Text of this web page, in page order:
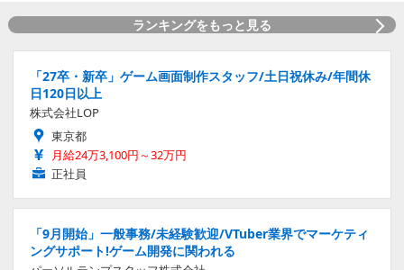
ランキングをもっと見る
「27卒・新卒」ゲーム画面制作スタッフ/土日祝休み/年間休
日120日以上
株式会社LOP
東京都
月給24万3,100円～32万円
正社員
「9月開始」一般事務/未経験歓迎/VTuber業界でマーケティ
ングサポート!ゲーム開発に関われる